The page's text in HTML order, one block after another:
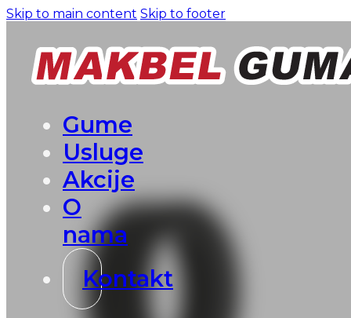
Skip to main content Skip to footer
Gume
Usluge
Akcije
O
nama
Kontakt